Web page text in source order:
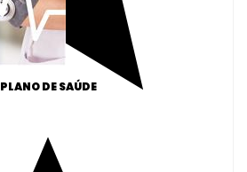
PLANO DE SAÚDE